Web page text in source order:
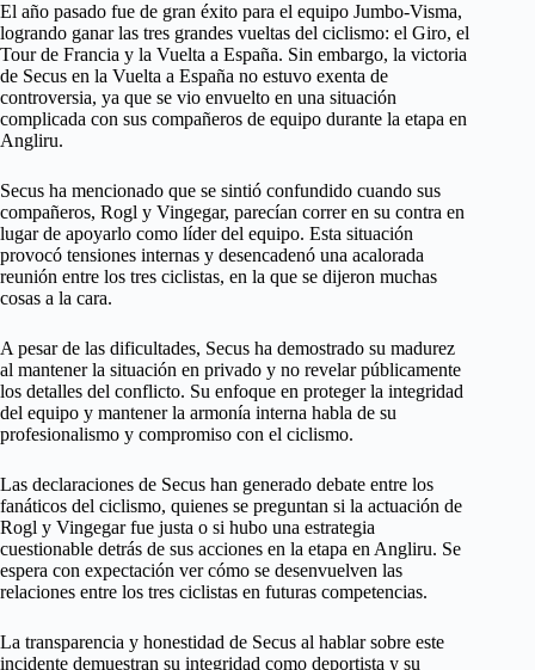
El año pasado fue de gran éxito para el equipo Jumbo-Visma,
logrando ganar las tres grandes vueltas del ciclismo: el Giro, el
Tour de Francia y la Vuelta a España. Sin embargo, la victoria
de Secus en la Vuelta a España no estuvo exenta de
controversia, ya que se vio envuelto en una situación
complicada con sus compañeros de equipo durante la etapa en
Angliru.
Secus ha mencionado que se sintió confundido cuando sus
compañeros, Rogl y Vingegar, parecían correr en su contra en
lugar de apoyarlo como líder del equipo. Esta situación
provocó tensiones internas y desencadenó una acalorada
reunión entre los tres ciclistas, en la que se dijeron muchas
cosas a la cara.
A pesar de las dificultades, Secus ha demostrado su madurez
al mantener la situación en privado y no revelar públicamente
los detalles del conflicto. Su enfoque en proteger la integridad
del equipo y mantener la armonía interna habla de su
profesionalismo y compromiso con el ciclismo.
Las declaraciones de Secus han generado debate entre los
fanáticos del ciclismo, quienes se preguntan si la actuación de
Rogl y Vingegar fue justa o si hubo una estrategia
cuestionable detrás de sus acciones en la etapa en Angliru. Se
espera con expectación ver cómo se desenvuelven las
relaciones entre los tres ciclistas en futuras competencias.
La transparencia y honestidad de Secus al hablar sobre este
incidente demuestran su integridad como deportista y su